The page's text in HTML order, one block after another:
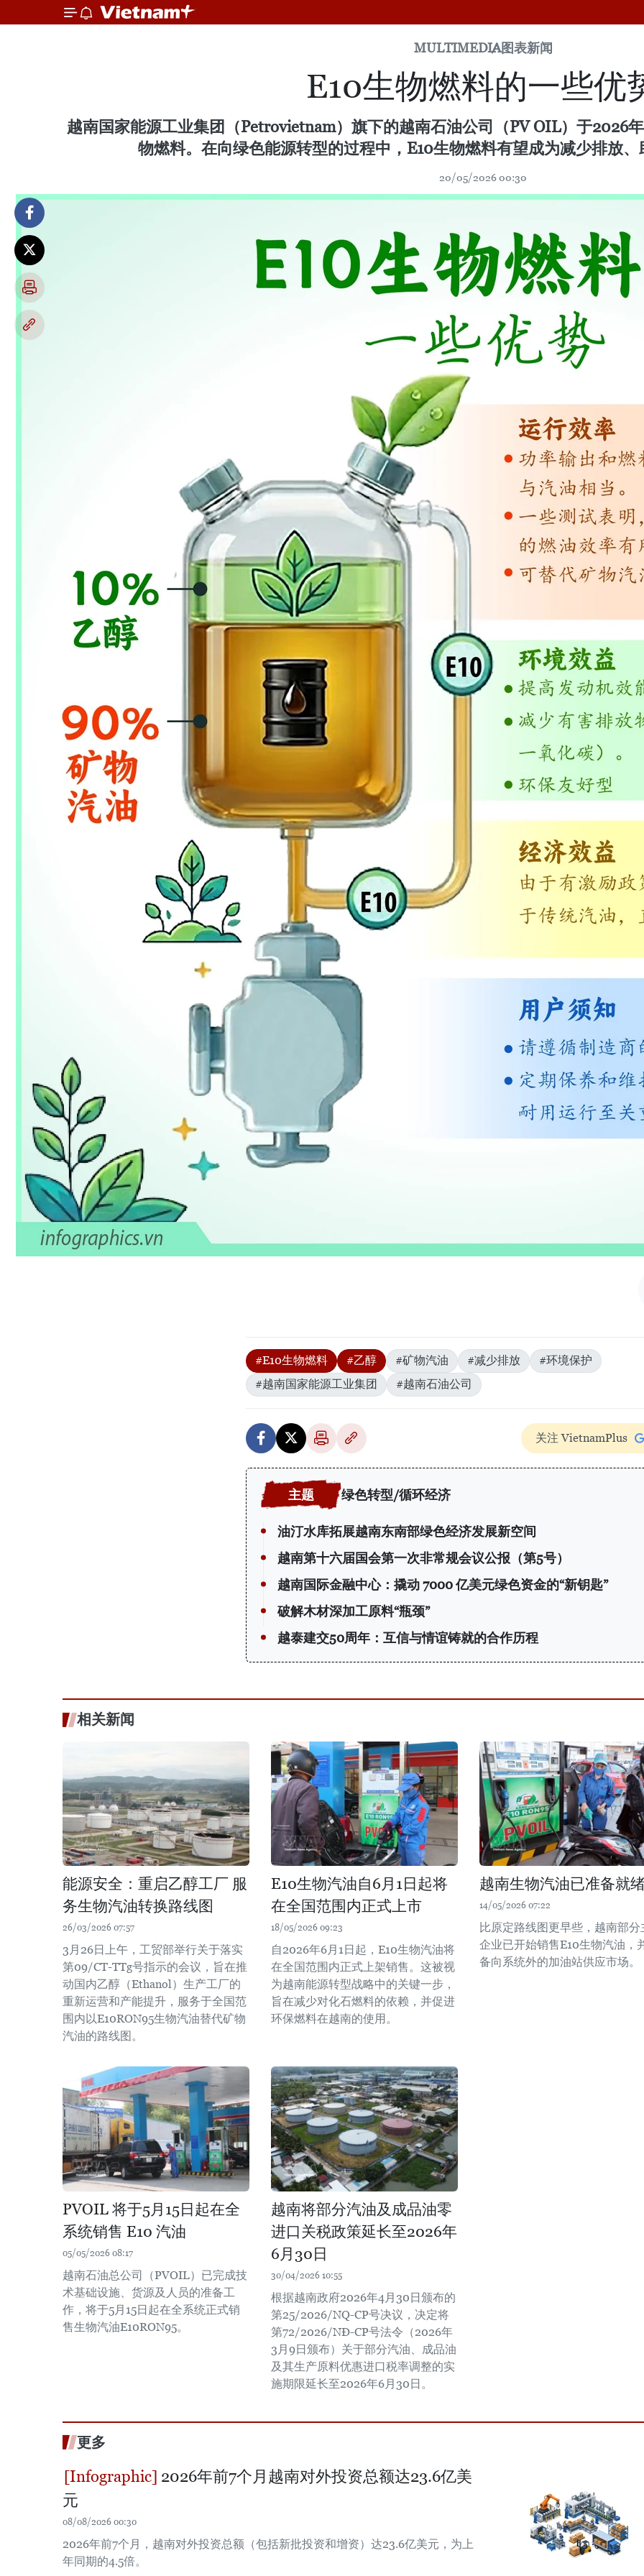
MULTIMEDIA图表新闻
E10生物燃料的一些优
越南国家能源工业集团（Petrovietnam）旗下的越南石油公司（PV OIL）于2026
物燃料。在向绿色能源转型的过程中，E10生物燃料有望成为减少排放
20/05/2026 00:30
#E10生物燃料 #乙醇 #矿物汽油 #减少排放
#环境保护
#越南国家能源工业集团
#越南石油公司
关注 VietnamPlus
绿色转型/循环经济
油汀水库拓展越南东南部绿色经济发展新空间
越南第十六届国会第一次非常规会议公报（第5号）
越南国际金融中心：撬动 7000 亿美元绿色资金的“新钥匙”
破解木材深加工原料“瓶颈”
越泰建交50周年：互信与情谊铸就的合作历程
相关新闻
能源安全：重启乙醇工厂 服
务生物汽油转换路线图
26/03/2026 07:57
3月26日上午，工贸部举行关于落实
第09/CT-TTg号指示的会议，旨在推
动国内乙醇（Ethanol）生产工厂的
重新运营和产能提升，服务于全国范
围内以E10RON95生物汽油替代矿物
汽油的路线图。
E10生物汽油自6月1日起将
在全国范围内正式上市
18/05/2026 09:23
自2026年6月1日起，E10生物汽油将
在全国范围内正式上架销售。这被视
为越南能源转型战略中的关键一步，
旨在减少对化石燃料的依赖，并促进
环保燃料在越南的使用。
越南生物汽油已准备就
14/05/2026 07:22
比原定路线图更早些，越南部分
企业已开始销售E10生物汽油，
备向系统外的加油站供应市场。
PVOIL 将于5月15日起在全
系统销售 E10 汽油
05/05/2026 08:17
越南石油总公司（PVOIL）已完成技
术基础设施、货源及人员的准备工
作，将于5月15日起在全系统正式销
售生物汽油E10RON95。
越南将部分汽油及成品油零
进口关税政策延长至2026年
6月30日
30/04/2026 10:55
根据越南政府2026年4月30日颁布的
第25/2026/NQ-CP号决议，决定将
第72/2026/NĐ-CP号法令（2026年
3月9日颁布）关于部分汽油、成品油
及其生产原料优惠进口税率调整的实
施期限延长至2026年6月30日。
更多
2026年前7个月越南对外投资总额达23.6亿美
元
08/08/2026 00:30
2026年前7个月，越南对外投资总额（包括新批投资和增资）达23.6亿美元，为上
年同期的4.5倍。